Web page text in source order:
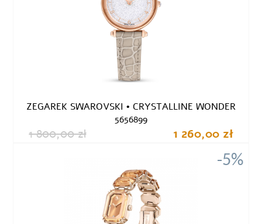
ZEGAREK SWAROVSKI • CRYSTALLINE WONDER
5656899
1 800,00 zł 1 260,00 zł
-5%